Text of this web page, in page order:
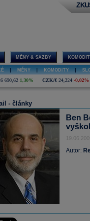
MĚNY & SAZBY
MĚNY KOMODITY
690,62 1,30% CZK/€ 24,224 -0,02%
- články
Ben
Autor: